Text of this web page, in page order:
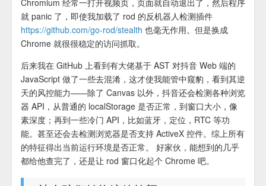
Chromium 经常一打开视频页，页面就自动退出了，然后程序
就 panic 了，即使我加载了 rod 的反机器人检测插件
https://github.com/go-rod/stealth 也毫无作用。但是换成
Chrome 就很很稳定的访问抓取。
后来我在 GitHub 上看到有大佬基于 AST 对抖音 Web 端的
JavaScript 做了一些去混淆，这才使我能管中窥豹，看到其逆
天的风控能力——除了 Canvas 以外，抖音还会检测各种浏览
器 API，从普通的 localStorage 是否正常，到窗口大小，像
素深度；再到一些冷门 API，比如蓝牙，定位，RTC 等功
能。甚至还会去检测浏览器是否支持 ActiveX 控件。综上所有
的特征得出当前运行环境是否正常。 好家伙，能想到的几乎
都给他查完了，还是让 rod 窗口化起个 Chrome 吧。